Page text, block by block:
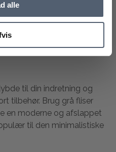
alle
sort og hvid skaber et
kan vælge hvide fliser og
det sorte tilbehør. Dette
følelse af rummelighed.
til din indretning og
tilbehør. Brug grå fliser
en moderne og afslappet
til den minimalistiske